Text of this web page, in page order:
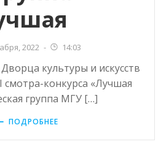
2022 - 14:03
культуры и искусств
конкурса «Лучшая
группа МГУ […]
ПОДРОБНЕЕ